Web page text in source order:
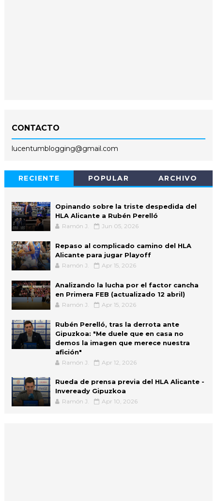
CONTACTO
lucentumblogging@gmail.com
RECIENTE POPULAR ARCHIVO
Opinando sobre la triste despedida del
HLA Alicante a Rubén Perelló
Ramón J. Jun 05, 2026
Repaso al complicado camino del HLA
Alicante para jugar Playoff
Ramón J. Apr 15, 2026
Analizando la lucha por el factor cancha
en Primera FEB (actualizado 12 abril)
Ramón J. Apr 15, 2026
Rubén Perelló, tras la derrota ante
Gipuzkoa: "Me duele que en casa no
demos la imagen que merece nuestra
afición"
Ramón J. Apr 12, 2026
Rueda de prensa previa del HLA Alicante -
Inveready Gipuzkoa
Ramón J. Apr 10, 2026